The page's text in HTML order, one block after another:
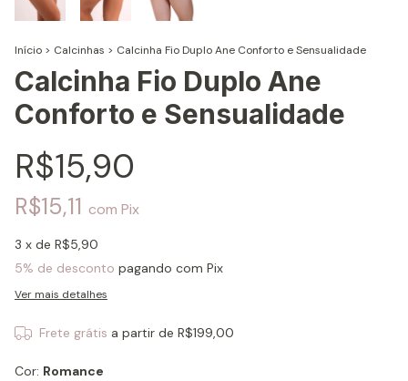
Início > Calcinhas > Calcinha Fio Duplo Ane Conforto e Sensualidade
Calcinha Fio Duplo Ane
Conforto e Sensualidade
R$15,90
R$15,11 com Pix
3 x de R$5,90
5% de desconto pagando com Pix
Ver mais detalhes
Frete grátis a partir de R$199,00
Cor: Romance